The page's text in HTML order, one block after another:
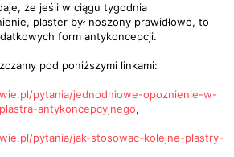
że jeśli w ciągu tygodnia
plaster był noszony prawidłowo, to
form antykoncepcji.
pod poniższymi linkami:
pytania/jednodniowe-opoznienie-w-
antykoncepcyjnego,
pytania/jak-stosowac-kolejne-plastry-